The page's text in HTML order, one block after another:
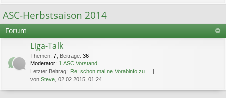
llz
ug
riff
el rie
n
e
ASC-Herbstsaison 2014
Forum
Liga-Talk
Themen: 7 Beiträge: 36
Moderator: 1.ASC Vorstand
Letzter Beitrag: Re: schon mal ne Vorabinfo zu…
von Steve , 02.02.2015, 01:24